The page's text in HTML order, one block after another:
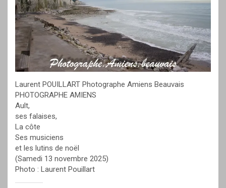
Laurent POUILLART Photographe Amiens Beauvais
PHOTOGRAPHE AMIENS
Ault,
ses falaises,
La côte
Ses musiciens
et les lutins de noël
(Samedi 13 novembre 2025)
Photo : Laurent Pouillart